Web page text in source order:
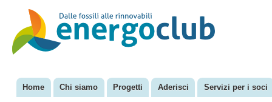
EnergoClub
per la
riconversione
del sistema
Menu principale
Home Chi siamo Progetti Aderisci Servizi per i soci